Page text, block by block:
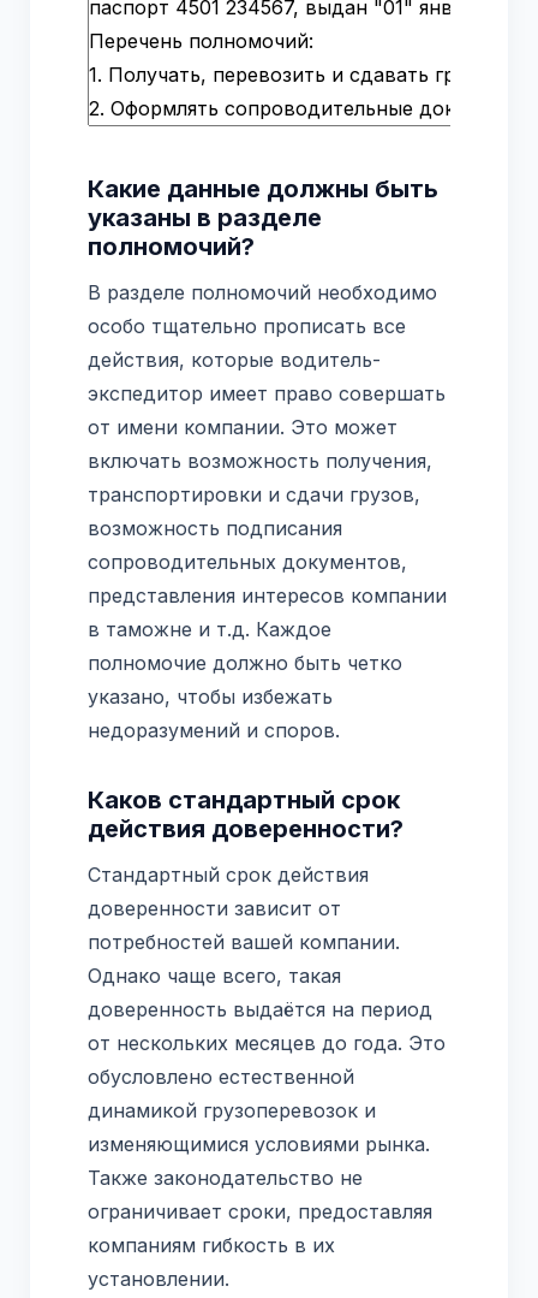
Какие данные должны быть
указаны в разделе
полномочий?
В разделе полномочий необходимо
особо тщательно прописать все
действия, которые водитель-
экспедитор имеет право совершать
от имени компании. Это может
включать возможность получения,
транспортировки и сдачи грузов,
возможность подписания
сопроводительных документов,
представления интересов компании
в таможне и т.д. Каждое
полномочие должно быть четко
указано, чтобы избежать
недоразумений и споров.
Каков стандартный срок
действия доверенности?
Стандартный срок действия
доверенности зависит от
потребностей вашей компании.
Однако чаще всего, такая
доверенность выдаётся на период
от нескольких месяцев до года. Это
обусловлено естественной
динамикой грузоперевозок и
изменяющимися условиями рынка.
Также законодательство не
ограничивает сроки, предоставляя
компаниям гибкость в их
установлении.